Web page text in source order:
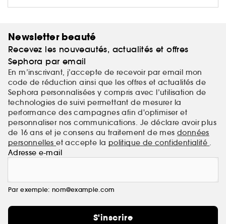
Newsletter beauté
Recevez les nouveautés, actualités et offres
Sephora par email
En m’inscrivant, j’accepte de recevoir par email mon
code de réduction ainsi que les offres et actualités de
Sephora personnalisées y compris avec l’utilisation de
technologies de suivi permettant de mesurer la
performance des campagnes afin d'optimiser et
personnaliser nos communications. Je déclare avoir plus
de 16 ans et je consens au traitement de mes données
personnelleset accepte la politique de confidentialité .
Adresse e-mail
Par exemple: nom@example.com
S'inscrire